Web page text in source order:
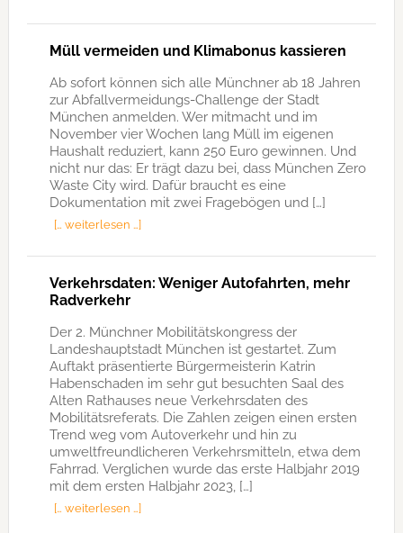
Müll vermeiden und Klimabonus kassieren
Ab sofort können sich alle Münchner ab 18 Jahren
zur Abfallvermeidungs-Challenge der Stadt
München anmelden. Wer mitmacht und im
November vier Wochen lang Müll im eigenen
Haushalt reduziert, kann 250 Euro gewinnen. Und
nicht nur das: Er trägt dazu bei, dass München Zero
Waste City wird. Dafür braucht es eine
Dokumentation mit zwei Fragebögen und […]
[… weiterlesen …]
Verkehrsdaten: Weniger Autofahrten, mehr
Radverkehr
Der 2. Münchner Mobilitätskongress der
Landeshauptstadt München ist gestartet. Zum
Auftakt präsentierte Bürgermeisterin Katrin
Habenschaden im sehr gut besuchten Saal des
Alten Rathauses neue Verkehrsdaten des
Mobilitätsreferats. Die Zahlen zeigen einen ersten
Trend weg vom Autoverkehr und hin zu
umweltfreundlicheren Verkehrsmitteln, etwa dem
Fahrrad. Verglichen wurde das erste Halbjahr 2019
mit dem ersten Halbjahr 2023, […]
[… weiterlesen …]